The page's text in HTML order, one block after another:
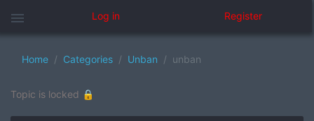
menu Log in Register
Home Categories Unban unban
Topic is locked 🔒